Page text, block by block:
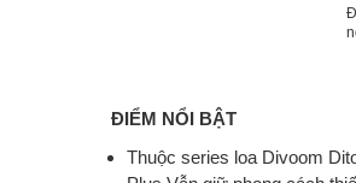
ĐIỂM NỔI BẬT
Thuộc series loa Divoom